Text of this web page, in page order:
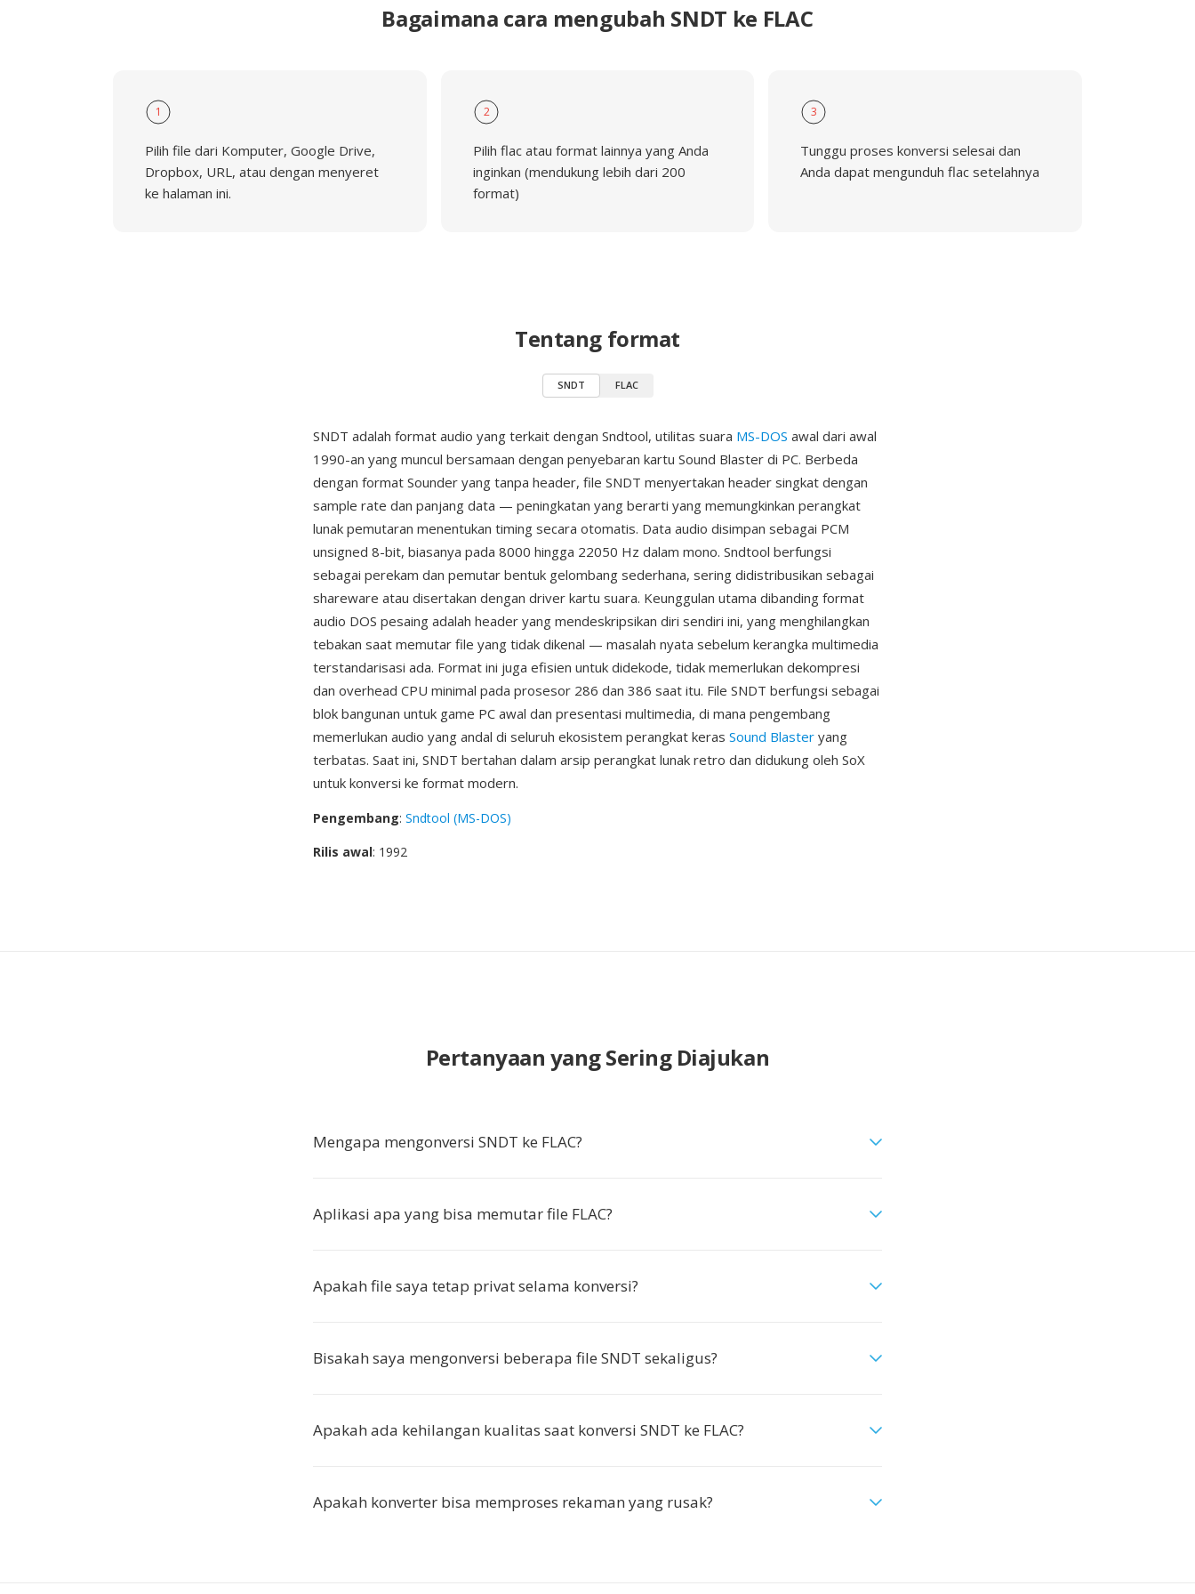
Bagaimana cara mengubah SNDT ke FLAC
1
Pilih file dari Komputer, Google Drive,
Dropbox, URL, atau dengan menyeret
ke halaman ini.
2
Pilih flac atau format lainnya yang Anda
inginkan (mendukung lebih dari 200
format)
3
Tunggu proses konversi selesai dan
Anda dapat mengunduh flac setelahnya
Tentang format
SNDT FLAC
SNDT adalah format audio yang terkait dengan Sndtool, utilitas suara MS-DOS awal dari awal
1990-an yang muncul bersamaan dengan penyebaran kartu Sound Blaster di PC. Berbeda
dengan format Sounder yang tanpa header, file SNDT menyertakan header singkat dengan
sample rate dan panjang data — peningkatan yang berarti yang memungkinkan perangkat
lunak pemutaran menentukan timing secara otomatis. Data audio disimpan sebagai PCM
unsigned 8-bit, biasanya pada 8000 hingga 22050 Hz dalam mono. Sndtool berfungsi
sebagai perekam dan pemutar bentuk gelombang sederhana, sering didistribusikan sebagai
shareware atau disertakan dengan driver kartu suara. Keunggulan utama dibanding format
audio DOS pesaing adalah header yang mendeskripsikan diri sendiri ini, yang menghilangkan
tebakan saat memutar file yang tidak dikenal — masalah nyata sebelum kerangka multimedia
terstandarisasi ada. Format ini juga efisien untuk didekode, tidak memerlukan dekompresi
dan overhead CPU minimal pada prosesor 286 dan 386 saat itu. File SNDT berfungsi sebagai
blok bangunan untuk game PC awal dan presentasi multimedia, di mana pengembang
memerlukan audio yang andal di seluruh ekosistem perangkat keras Sound Blaster yang
terbatas. Saat ini, SNDT bertahan dalam arsip perangkat lunak retro dan didukung oleh SoX
untuk konversi ke format modern.
Pengembang: Sndtool (MS-DOS)
Rilis awal: 1992
Pertanyaan yang Sering Diajukan
Mengapa mengonversi SNDT ke FLAC?
Aplikasi apa yang bisa memutar file FLAC?
Apakah file saya tetap privat selama konversi?
Bisakah saya mengonversi beberapa file SNDT sekaligus?
Apakah ada kehilangan kualitas saat konversi SNDT ke FLAC?
Apakah konverter bisa memproses rekaman yang rusak?